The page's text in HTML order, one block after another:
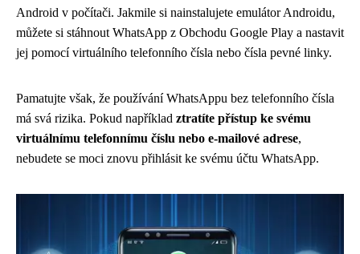
Android v počítači. Jakmile si nainstalujete emulátor Androidu,
můžete si stáhnout WhatsApp z Obchodu Google Play a nastavit
jej pomocí virtuálního telefonního čísla nebo čísla pevné linky.
Pamatujte však, že používání WhatsAppu bez telefonního čísla
má svá rizika. Pokud například ztratíte přístup ke svému
virtuálnímu telefonnímu číslu nebo e-mailové adrese,
nebudete se moci znovu přihlásit ke svému účtu WhatsApp.